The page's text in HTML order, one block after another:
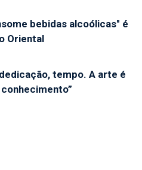
bebidas alcoólicas" é
Oriental
tempo. A arte é